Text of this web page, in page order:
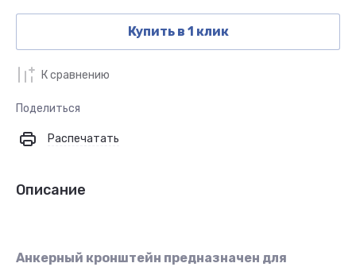
Купить в 1 клик
К сравнению
Поделиться
Распечатать
Описание
Анкерный кронштейн предназначен для